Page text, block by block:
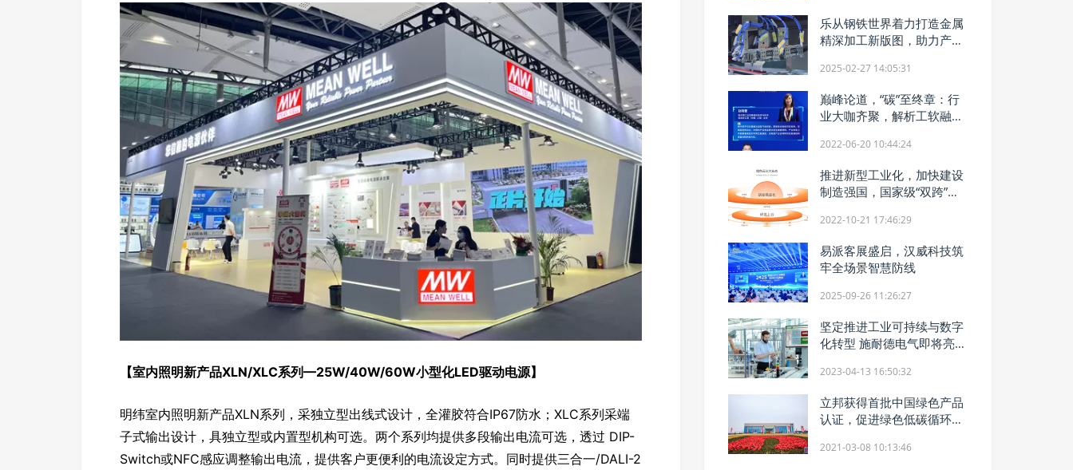
【室内照明新产品XLN/XLC系列—25W/40W/60W小型化LED驱动电源】
明纬室内照明新产品XLN系列，采独立型出线式设计，全灌胶符合IP67防水；XLC系列采端
子式输出设计，具独立型或内置型机构可选。两个系列均提供多段输出电流可选，透过 DIP-
Switch或NFC感应调整输出电流，提供客户更便利的电流设定方式。同时提供三合一/DALI-2
乐从钢铁世界着力打造金属
精深加工新版图，助力产业
2025-02-27 14:05:31
巅峰论道，“碳”至终章：行
业大咖齐聚，解析工软融合
2022-06-20 10:44:24
推进新型工业化，加快建设
制造强国，国家级“双跨”平
2022-10-21 17:46:29
易派客展盛启，汉威科技筑
牢全场景智慧防线
2025-09-26 11:26:27
坚定推进工业可持续与数字
化转型 施耐德电气即将亮相
2023-04-13 16:50:32
立邦获得首批中国绿色产品
认证，促进绿色低碳循环发
2021-03-08 10:13:46